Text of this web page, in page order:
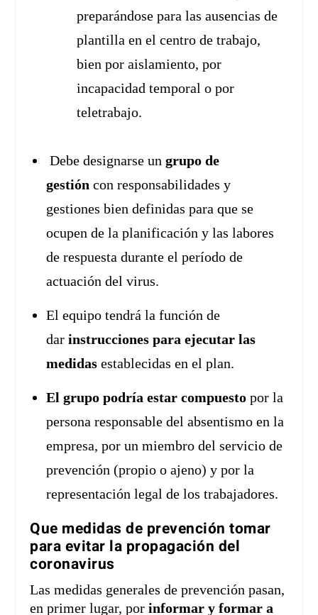
preparándose para las ausencias de
plantilla en el centro de trabajo,
bien por aislamiento, por
incapacidad temporal o por
teletrabajo.
Debe designarse un grupo de
gestión con responsabilidades y
gestiones bien definidas para que se
ocupen de la planificación y las labores
de respuesta durante el período de
actuación del virus.
El equipo tendrá la función de
darinstrucciones para ejecutar las
medidas establecidas en el plan.
El grupo podría estar compuesto por la
persona responsable del absentismo en la
empresa, por un miembro del servicio de
prevención (propio o ajeno) y por la
representación legal de los trabajadores.
Que medidas de prevención tomar
para evitar la propagación del
coronavirus
Las medidas generales de prevención pasan,
en primer lugar, por informar y formar a